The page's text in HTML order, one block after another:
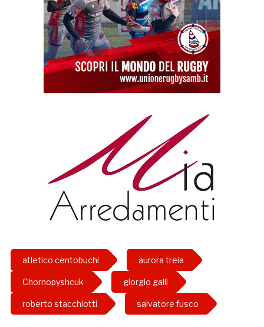
atletico centobuchi aurora treia
Chornopyshcuk giorgio galli
roberto stacchiotti salvatore fusco